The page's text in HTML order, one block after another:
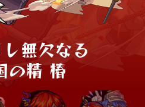
無欠なる
の精 椿